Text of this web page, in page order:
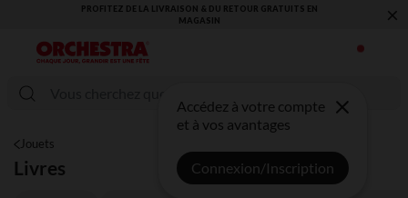
VOUS ALLEZ ADORER LA RENTRÉE ! DÉCOUVREZ LA NOUVELLE
COLLECTION !
×
Accédez à votre compte
et à vos avantages
Connexion/Inscription
Jouets
Livres